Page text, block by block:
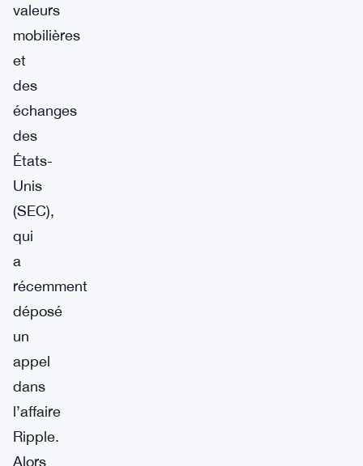
valeurs
mobilières
et
des
échanges
des
États-
Unis
(SEC),
qui
a
récemment
déposé
un
appel
dans
l’affaire
Ripple.
Alors